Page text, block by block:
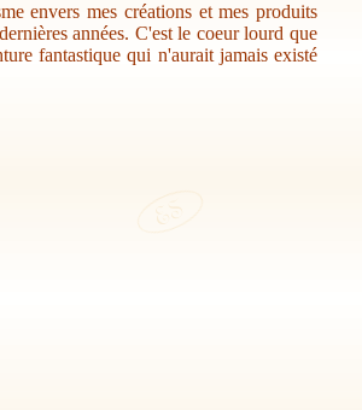
envers mes créations et mes produits
années. C'est le coeur lourd que
fantastique qui n'aurait jamais existé